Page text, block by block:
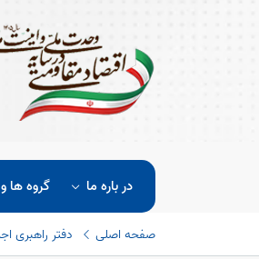
در باره ما گروه ها
صفحه اصلی دفتر راهبری